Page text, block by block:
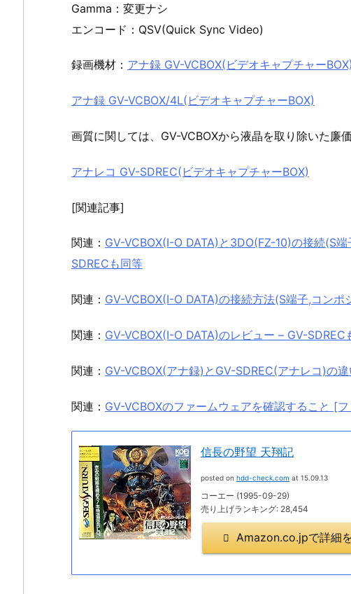
Gamma：変更ナシ
エンコード：QSV(Quick Sync Video)
録画機材： アナ録 GV-VCBOX(ビデオキャプチャーBOX)
アナ録 GV-VCBOX/4L(ビデオキャプチャーBOX)
画質に関しては、GV-VCBOXから液晶を取り除いた廉
アナレコ GV-SDREC(ビデオキャプチャーBOX)
[関連記事]
関連： GV-VCBOX(I-O DATA)と3DO(FZ-10)の接続(S
SDRECも同等
関連： GV-VCBOX(I-O DATA)の接続方法(S端子,コン
関連： GV-VCBOX(I-O DATA)のレビュー – GV-SDREC
関連： GV-VCBOX(アナ録)とGV-SDREC(アナレコ)の違
関連： GV-VCBOXのファームウェアを確認すること [
信長の野望 天翔記
posted on hdd-check.com at 15.09.13
コーエー (1995-09-29)
売り上げランキング: 28,454
Amazon.co.jpで詳細